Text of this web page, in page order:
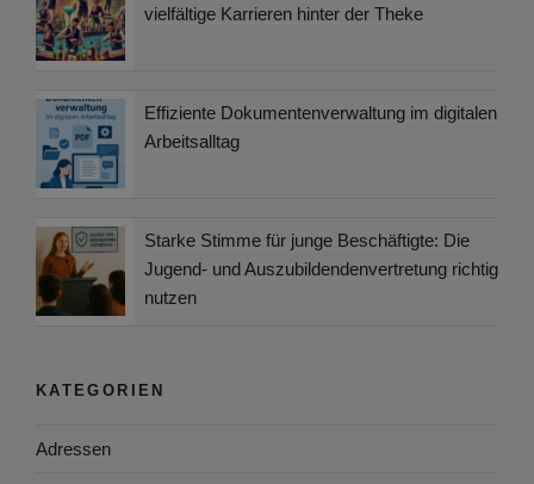
vielfältige Karrieren hinter der Theke
Effiziente Dokumentenverwaltung im digitalen
Arbeitsalltag
Starke Stimme für junge Beschäftigte: Die
Jugend- und Auszubildendenvertretung richtig
nutzen
KATEGORIEN
Adressen